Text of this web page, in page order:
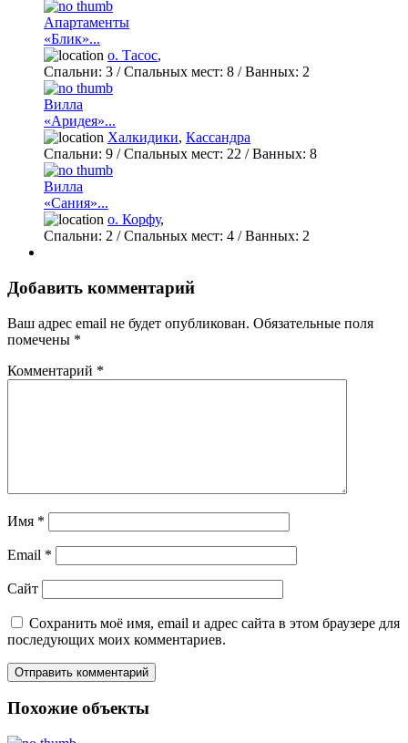
Апартаменты
«Блик»...
о. Тасос,
Спальни: 3 / Спальных мест: 8 /Ванных: 2
Вилла
«Аридея»...
Халкидики, Кассандра
Спальни: 9 / Спальных мест: 22 /Ванных: 8
Вилла
«Сания»...
о. Корфу,
Спальни: 2 / Спальных мест: 4 /Ванных: 2
Добавить комментарий
Ваш адрес email не будет опубликован. Обязательные поля
помечены *
Комментарий *
Имя *
Email *
Сайт
Сохранить моё имя, email и адрес сайта в этом браузере для
последующих моих комментариев.
Похожие объекты